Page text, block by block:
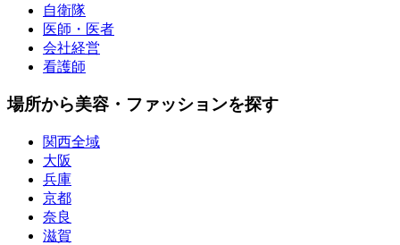
自衛隊
医師・医者
会社経営
看護師
場所から美容・ファッションを探す
関西全域
大阪
兵庫
京都
奈良
滋賀